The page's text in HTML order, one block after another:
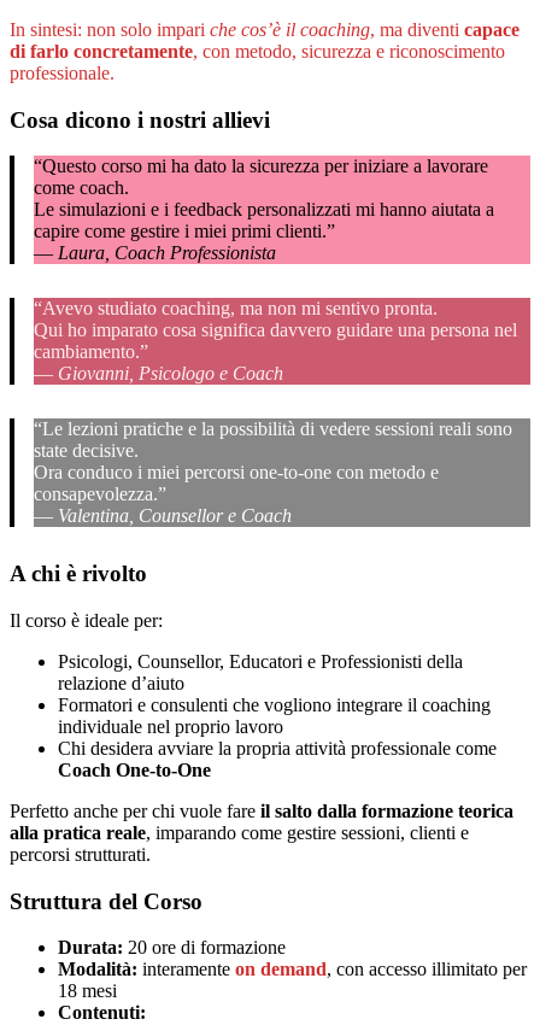
In sintesi: non solo impari che cos’è il coaching, ma diventi capace
di farlo concretamente, con metodo, sicurezza e riconoscimento
professionale.
Cosa dicono i nostri allievi
“Questo corso mi ha dato la sicurezza per iniziare a lavorare
come coach.
Le simulazioni e i feedback personalizzati mi hanno aiutata a
capire come gestire i miei primi clienti.”
— Laura, Coach Professionista
“Avevo studiato coaching, ma non mi sentivo pronta.
Qui ho imparato cosa significa davvero guidare una persona nel
cambiamento.”
— Giovanni, Psicologo e Coach
“Le lezioni pratiche e la possibilità di vedere sessioni reali sono
state decisive.
Ora conduco i miei percorsi one-to-one con metodo e
consapevolezza.”
— Valentina, Counsellor e Coach
A chi è rivolto
Il corso è ideale per:
Psicologi, Counsellor, Educatori e Professionisti della
relazione d’aiuto
Formatori e consulenti che vogliono integrare il coaching
individuale nel proprio lavoro
Chi desidera avviare la propria attività professionale come
Coach One-to-One
Perfetto anche per chi vuole fare il salto dalla formazione teorica
alla pratica reale, imparando come gestire sessioni, clienti e
percorsi strutturati.
Struttura del Corso
Durata: 20 ore di formazione
Modalità: interamente on demand, con accesso illimitato per
18 mesi
Contenuti: